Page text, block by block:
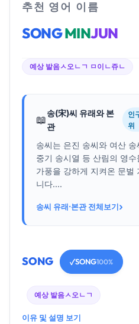
추천 영어 이름
SONGMINJUN
예상 발음ㅅ오ㄴㄱ ㅁ이ㄴ쥬ㄴ
📖
송(宋)씨 유래와 본
관
인
위
송씨는 은진 송씨와 여산
중기 송시열 등 산림의 영
가풍을 강하게 지켜온 문벌
니다....
송씨 유래·본관 전체보기›
SONG ✓SONG100%
예상 발음ㅅ오ㄴㄱ
이유 및 설명 보기